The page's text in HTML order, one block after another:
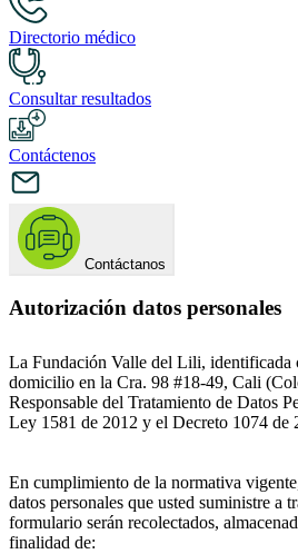
Directorio médico
Consultar resultados
Contáctenos
Contáctanos
Autorización datos personales
La Fundación Valle del Lili,
domicilio en la Cra. 98 #18-49, Cali
Responsable del Tratamiento de Datos
Ley 1581 de 2012 y el Decreto 1074 de
En cumplimiento de la normativa
datos personales que usted suministre a
formulario serán recolectados,
finalidad de: